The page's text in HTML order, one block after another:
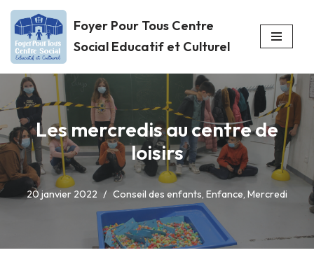
Aller
au
contenu
Foyer Pour Tous Centre
Social Educatif et Culturel
Les mercredis au centre de
loisirs
20 janvier 2022 Conseil des enfants, Enfance, Mercredi